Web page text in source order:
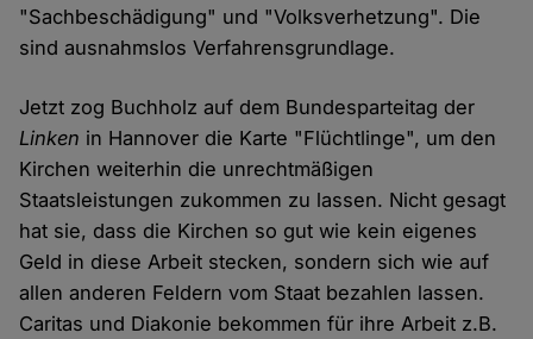
"Sachbeschädigung" und "Volksverhetzung". Die
sind ausnahmslos Verfahrensgrundlage.
Jetzt zog Buchholz auf dem Bundesparteitag der
Linken in Hannover die Karte "Flüchtlinge", um den
Kirchen weiterhin die unrechtmäßigen
Staatsleistungen zukommen zu lassen. Nicht gesagt
hat sie, dass die Kirchen so gut wie kein eigenes
Geld in diese Arbeit stecken, sondern sich wie auf
allen anderen Feldern vom Staat bezahlen lassen.
Caritas und Diakonie bekommen für ihre Arbeit z.B.